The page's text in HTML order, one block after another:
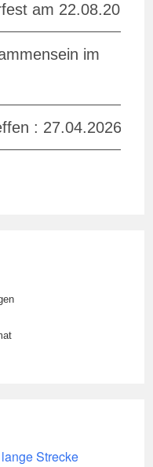
am 22.08.2026.
im
: 27.04.2026
Strecke